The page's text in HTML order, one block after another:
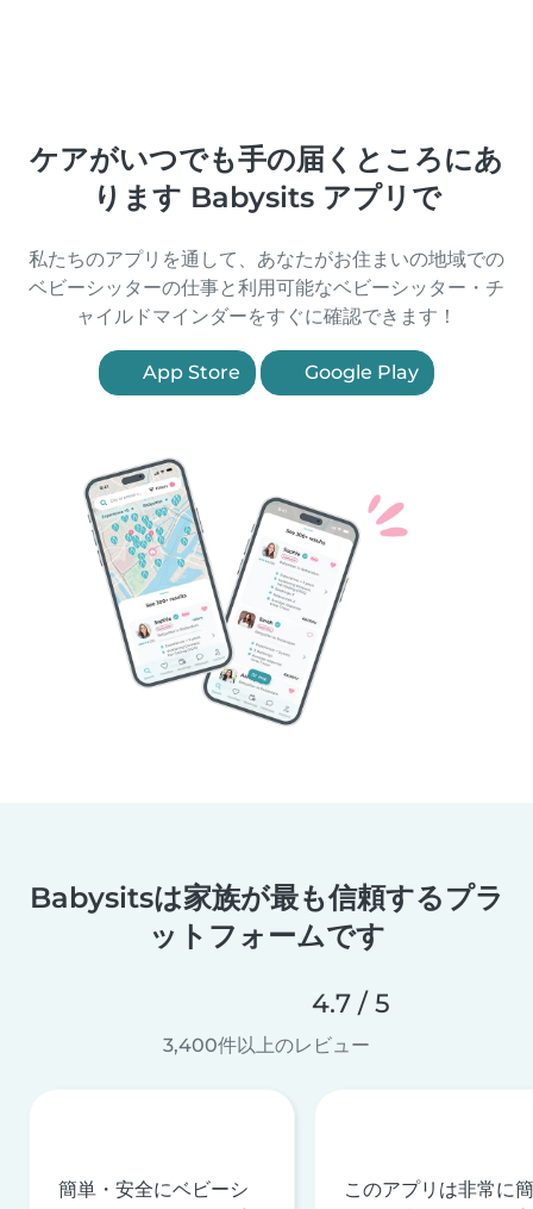
ケアがいつでも手の届くところにあ
ります Babysits アプリで
私たちのアプリを通して、あなたがお住まいの地域での
ベビーシッターの仕事と利用可能なベビーシッター・チ
ャイルドマインダーをすぐに確認できます！
App Store Google Play
Babysitsは家族が最も信頼するプラ
ットフォームです
4.7 / 5
3,400件以上のレビュー
簡単・安全にベビーシ
このアプリは非常に簡